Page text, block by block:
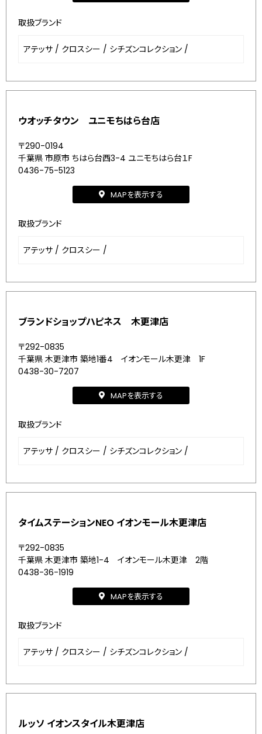
取扱ブランド
アテッサ / クロスシー / シチズンコレクション /
ウオッチタウン ユニモちはら台店
〒290-0194
千葉県 市原市 ちはら台西3-4 ユニモちはら台１F
0436-75-5123
MAPを表示する
取扱ブランド
アテッサ / クロスシー /
ブランドショップハピネス 木更津店
〒292-0835
千葉県 木更津市 築地1番4 イオンモール木更津 1F
0438-30-7207
MAPを表示する
取扱ブランド
アテッサ / クロスシー / シチズンコレクション /
タイムステーションNEO イオンモール木更津店
〒292-0835
千葉県 木更津市 築地1-4 イオンモール木更津 2階
0438-36-1919
MAPを表示する
取扱ブランド
アテッサ / クロスシー / シチズンコレクション /
ルッソ イオンスタイル木更津店